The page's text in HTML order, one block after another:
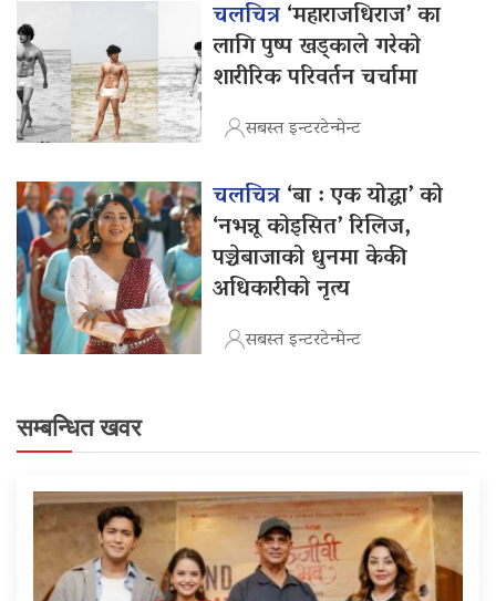
चलचित्र‘महाराजधिराज’ का
लागि पुष्प खड्काले गरेको
शारीरिक परिवर्तन चर्चामा
सबस्त इन्टरटेन्मेन्ट
चलचित्र‘बा : एक योद्धा’ को
‘नभन्नू कोइसित’ रिलिज,
पञ्चेबाजाको धुनमा केकी
अधिकारीको नृत्य
सबस्त इन्टरटेन्मेन्ट
सम्बन्धित खवर